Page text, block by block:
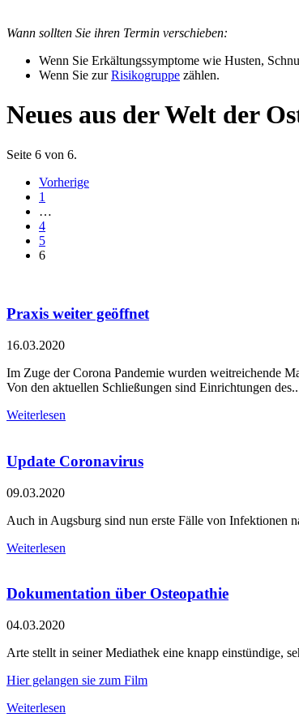
Wann sollten Sie ihren Termin verschieben:
Wenn Sie Erkältungssymptome wie Husten,
Wenn Sie zurRisikogruppe zählen.
Neues aus der Welt der
Seite 6 von 6.
Vorherige
1
…
4
5
6
Praxis weiter geöffnet
16.03.2020
Im Zuge der Corona Pandemie wurden weitreichende
Von den aktuellen Schließungen sind Einrichtungen
Weiterlesen
Update Coronavirus
09.03.2020
Auch in Augsburg sind nun erste Fälle von Infektionen
Weiterlesen
Dokumentation über Osteopathie
04.03.2020
Arte stellt in seiner Mediathek eine knapp einstündige,
Hier gelangen sie zum Film
Weiterlesen